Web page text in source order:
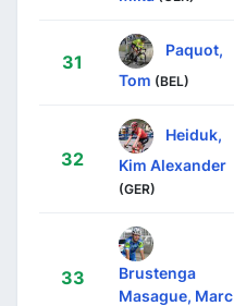
31
Paquot,
Tom (BEL)
32
Heiduk,
Kim Alexander
(GER)
33
Brustenga
Masague, Marc